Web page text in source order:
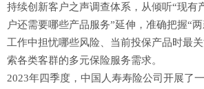
持续创新客户之声调查体系，从倾听“现有
户还需要哪些产品服务”延伸，准确把握“
工作中担忧哪些风险、当前投保产品时最
索各类客群的多元保险服务需求。
2023年四季度，中国人寿寿险公司开展了